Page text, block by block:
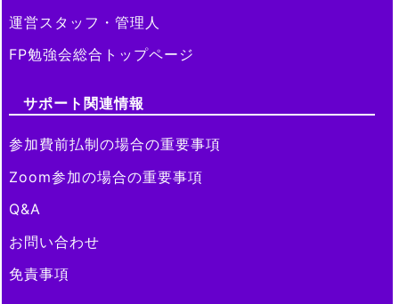
運営スタッフ・管理人
FP勉強会総合トップページ
サポート関連情報
参加費前払制の場合の重要事項
Zoom参加の場合の重要事項
Q&A
お問い合わせ
免責事項